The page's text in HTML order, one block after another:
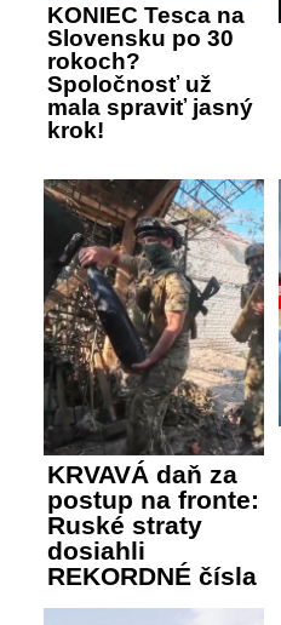
KONIEC Tesca na
Slovensku po 30
rokoch?
Spoločnosť už
mala spraviť jasný
krok!
KRVAVÁ daň za
postup na fronte:
Ruské straty
dosiahli
REKORDNÉ čísla